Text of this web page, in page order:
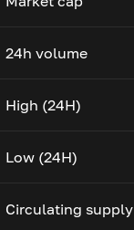
24h volume
High (24H)
Low (24H)
Circulating supply